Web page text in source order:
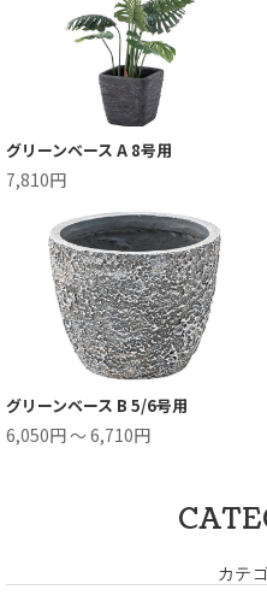
グリーンベース A 8号用
7,810円
グリーンベース B 5/6号用
6,050円 ～ 6,710円
カテ